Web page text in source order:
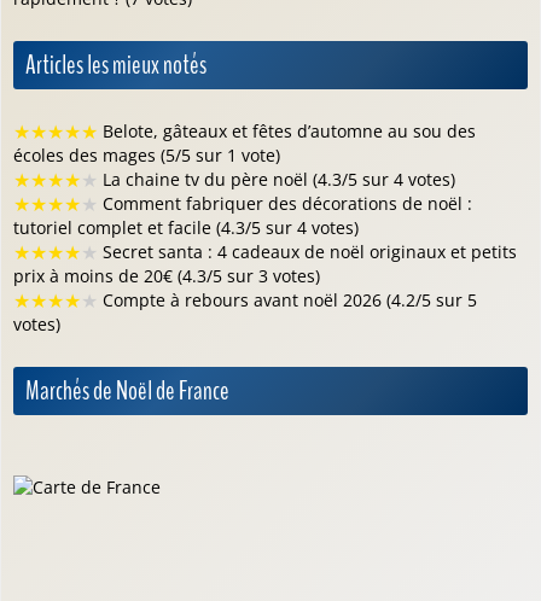
Articles les mieux notés
★★★★★ Belote, gâteaux et fêtes d’automne au sou des
écoles des mages (5/5 sur 1 vote)
★★★★★ La chaine tv du père noël (4.3/5 sur 4 votes)
★★★★★ Comment fabriquer des décorations de noël :
tutoriel complet et facile (4.3/5 sur 4 votes)
★★★★★ Secret santa : 4 cadeaux de noël originaux et petits
prix à moins de 20€ (4.3/5 sur 3 votes)
★★★★★ Compte à rebours avant noël 2026 (4.2/5 sur 5
votes)
Marchés de Noël de France